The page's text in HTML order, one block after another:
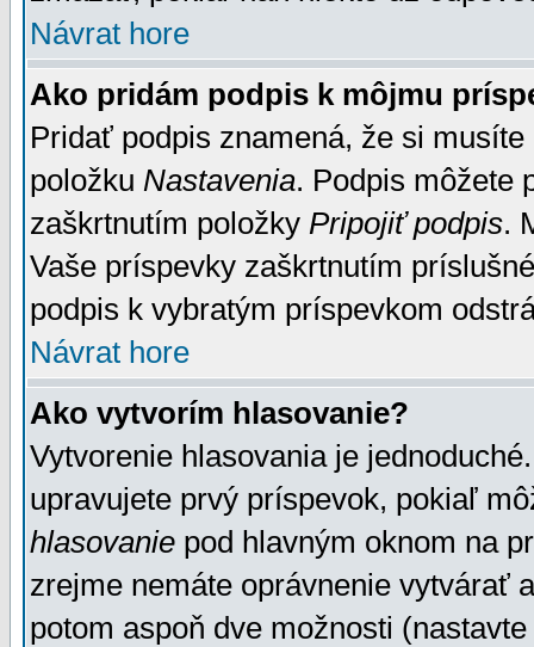
Návrat hore
Ako pridám podpis k môjmu
Pridať podpis znamená, že si
položku Nastavenia. Podpis môžete
zaškrtnutím položky Pripojiť podpis.
Vaše príspevky zaškrtnutím
podpis k vybratým príspevkom
Návrat hore
Ako vytvorím hlasovanie?
Vytvorenie hlasovania je
upravujete prvý príspevok, pokiaľ
hlasovanie pod hlavným oknom na
zrejme nemáte oprávnenie vytvárať
potom aspoň dve možnosti